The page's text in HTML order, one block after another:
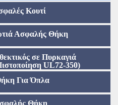
Κουτί
Ασφαλής Θήκη
σε Πυρκαγιά
UL72-350)
Για Όπλα
Θήκη